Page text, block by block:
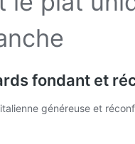
fondant et
généreuse et